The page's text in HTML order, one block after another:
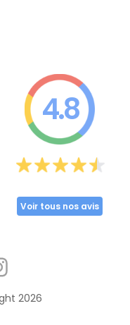
4.8
Voir tous nos avis
2026